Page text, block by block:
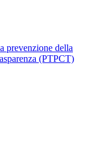
prevenzione della
(PTPCT)